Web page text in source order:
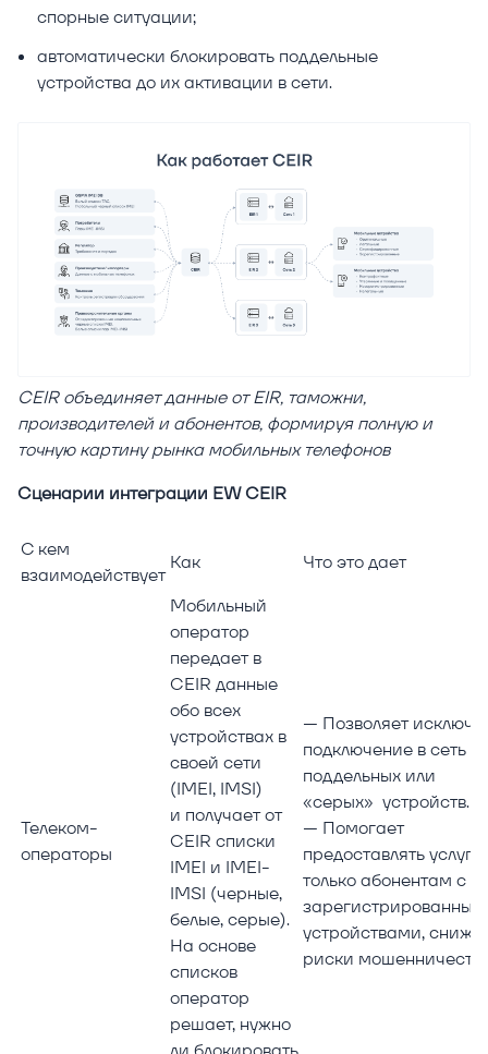
спорные ситуации;
автоматически блокировать поддельные
устройства до их активации в сети.
CEIR объединяет данные от EIR, таможни,
производителей и абонентов, формируя полную и
точную картину рынка мобильных телефонов
Сценарии интеграции EW CEIR
С кем
взаимодействует
Как Что это дает
Телеком-
операторы
Мобильный
оператор
передает в
CEIR данные
обо всех
устройствах в
своей сети
(IMEI, IMSI)
и получает от
CEIR списки
IMEI и IMEI-
IMSI (черные,
белые, серые).
На основе
списков
оператор
решает, нужно
— Позволяет
подключение в сеть
поддельных или
«серых» устройств.
— Помогает
предоставлять услуги
только абонентам с
устройствами,
риски